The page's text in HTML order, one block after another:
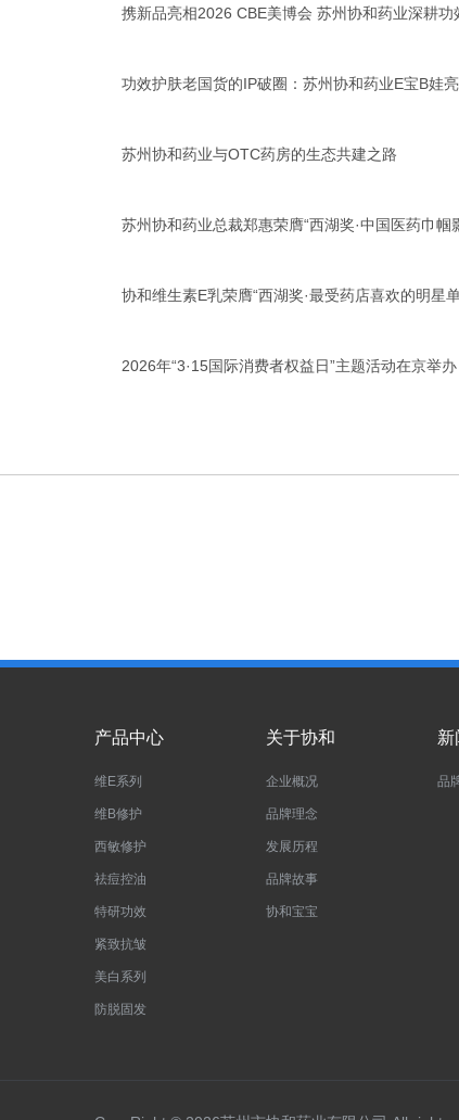
携新品亮相2026 CBE美博会 苏州协和药业深耕功
功效护肤老国货的IP破圈：苏州协和药业E宝B娃
苏州协和药业与OTC药房的生态共建之路
苏州协和药业总裁郑惠荣膺“西湖奖·中国医药巾帼
协和维生素E乳荣膺“西湖奖·最受药店喜欢的明星
2026年“3·15国际消费者权益日”主题活动在京举办
产品中心
维E系列
维B修护
西敏修护
祛痘控油
特研功效
紧致抗皱
美白系列
防脱固发
关于协和
企业概况
品牌理念
发展历程
品牌故事
协和宝宝
新
品